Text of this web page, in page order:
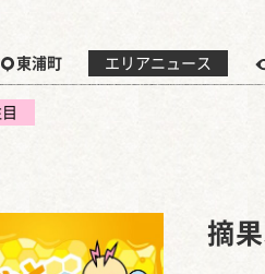
東浦町 エリアニュース
摘